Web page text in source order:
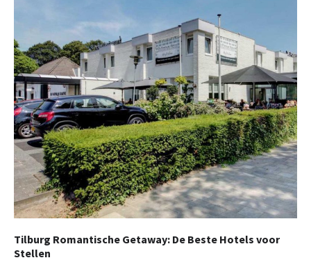
Tilburg Romantische Getaway: De Beste Hotels voor
Stellen